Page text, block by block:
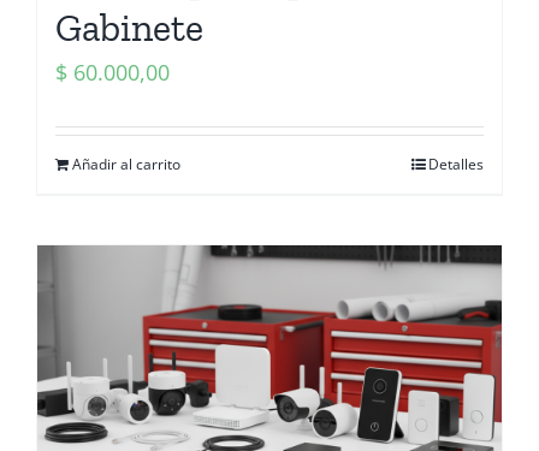
Gabinete
$ 60.000,00
Añadir al carrito Detalles